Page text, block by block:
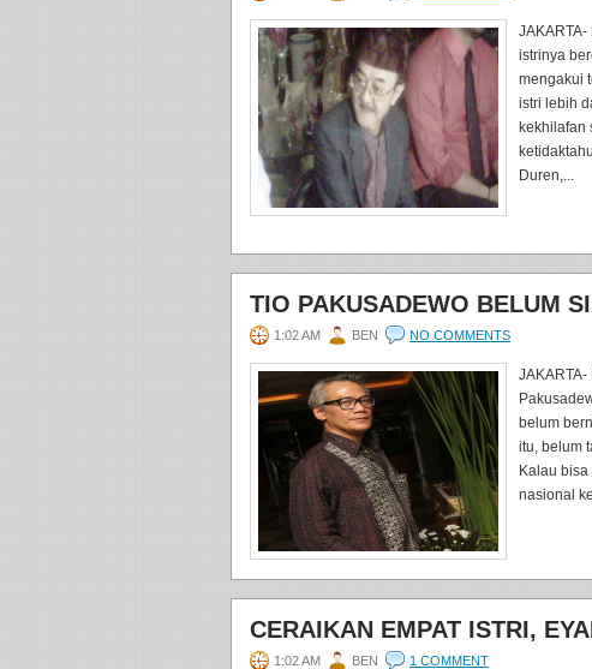
istrinya
mengakui
istri lebih
kekhilafan
Duren,...
TIO PAKUSADEWO BELUM
1:02 AM BEN NO COMMENTS
belum
itu, belum
Kalau
nasional
CERAIKAN EMPAT ISTRI,
1:02 AM BEN 1 COMMENT